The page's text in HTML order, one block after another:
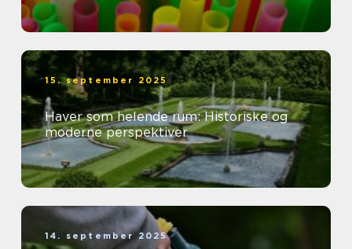
15. september 2025
Haver som helende rum: Historiske og
moderne perspektiver
14. september 2025